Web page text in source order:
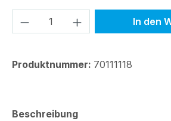
Produkt Anzahl: GibIn den
Produktnummer: 70111118
Beschreibung